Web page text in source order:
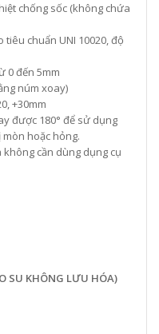
chống sốc (không chứa
chuẩn UNI 10020, độ
0 đến 5mm
núm xoay)
+30mm
được 180° để sử dụng
hoặc hỏng.
cần dùng dụng cụ
SU KHÔNG LƯU HÓA)